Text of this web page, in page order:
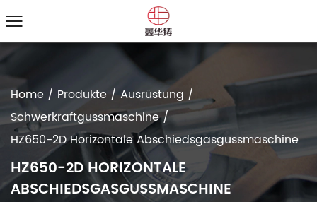
Home / Produkte / Ausrüstung /
Schwerkraftgussmaschine/
HZ650-2D Horizontale Abschiedsgasgussmaschine
HZ650-2D HORIZONTALE
ABSCHIEDSGASGUSSMASCHINE